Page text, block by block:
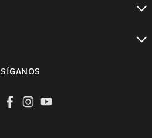
SÍGANOS